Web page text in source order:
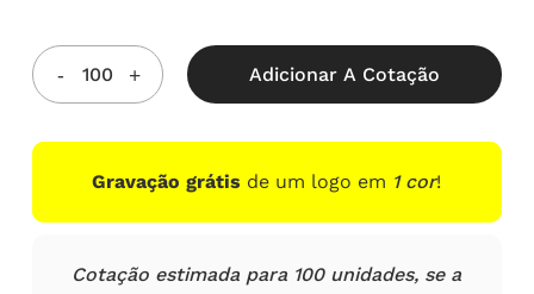
5.00de
5, com
baseado
em
clientes
Adicionar A Cotação
Gravação grátis de um logo em 1 cor!
Cotação estimada para 100 unidades, se a